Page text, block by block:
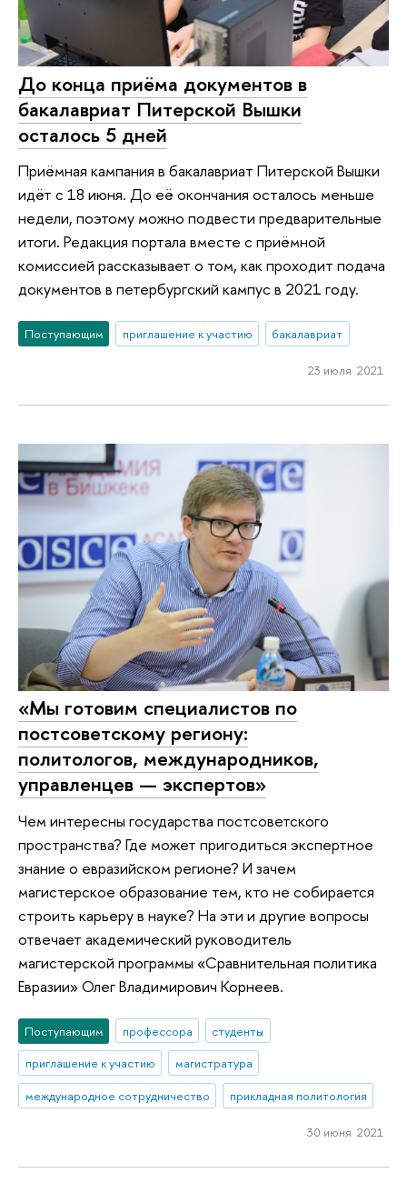
До конца приёма документов в
бакалавриат Питерской Вышки
осталось 5 дней
Приёмная кампания в бакалавриат Питерской Вышки
идёт с 18 июня. До её окончания осталось меньше
недели, поэтому можно подвести предварительные
итоги. Редакция портала вместе с приёмной
комиссией рассказывает о том, как проходит подача
документов в петербургский кампус в 2021 году.
Поступающим приглашение к участию бакалавриат
23 июля 2021
«Мы готовим специалистов по
постсоветскому региону:
политологов, международников,
управленцев — экспертов»
Чем интересны государства постсоветского
пространства? Где может пригодиться экспертное
знание о евразийском регионе? И зачем
магистерское образование тем, кто не собирается
строить карьеру в науке? На эти и другие вопросы
отвечает академический руководитель
магистерской программы «Сравнительная политика
Евразии» Олег Владимирович Корнеев.
Поступающим профессора
студенты
приглашение к участию
магистратура
международное сотрудничество
прикладная политология
30 июня 2021